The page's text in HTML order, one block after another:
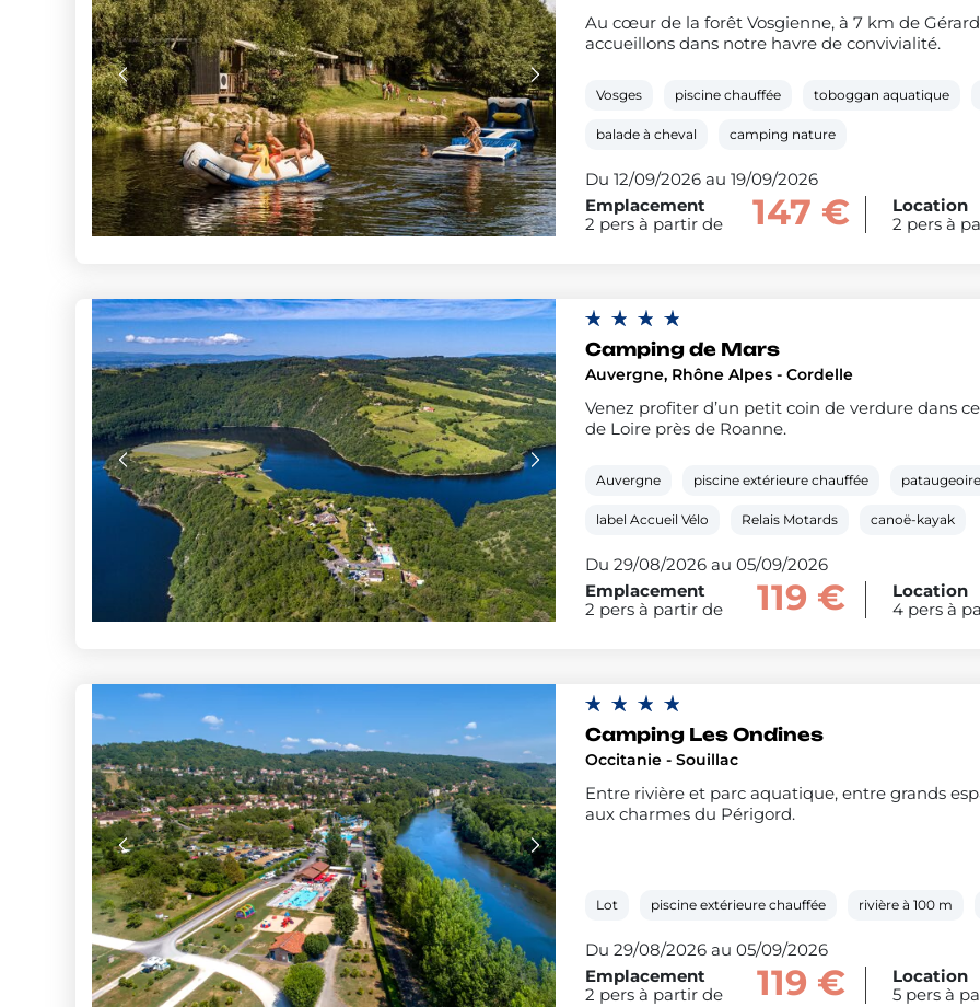
Au cœur de la forêt Vosgienne, à 7 km de
accueillons dans notre havre de convivialité.
Vosges piscine chauffée toboggan aquatique
balade à cheval camping nature
Du 12/09/2026 au 19/09/2026
Emplacement
2 pers à partir de
147 €
Location
2 pers à
Camping de Mars
Auvergne, Rhône Alpes - Cordelle
Venez profiter d’un petit coin de verdure dans
de Loire près de Roanne.
Auvergne piscine extérieure chauffée
label Accueil Vélo Relais Motards canoë-kayak
Du 29/08/2026 au 05/09/2026
Emplacement
2 pers à partir de
119 €
Location
4 pers à
Camping Les Ondines
Occitanie - Souillac
Entre rivière et parc aquatique, entre grands
aux charmes du Périgord.
Lot piscine extérieure chauffée rivière à 100 m
Du 29/08/2026 au 05/09/2026
Emplacement
2 pers à partir de
119 €
Location
5 pers à